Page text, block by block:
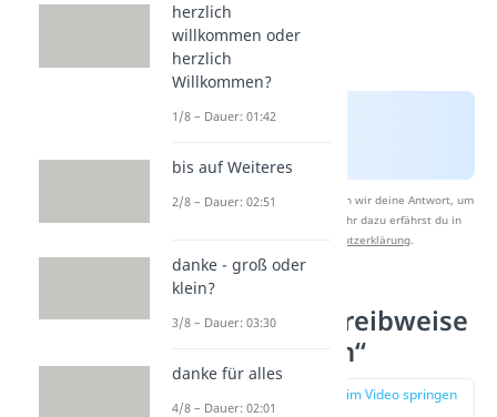
Nach Beantwortung speichern wir deine Antwort, um
Studyflix zu verbessern. Mehr dazu erfährst du in
Datenschutzerklärung.
Richtige Schreibweise
von „morgen“
zur Stelle im Video springen
herzlich
willkommen oder
herzlich
Willkommen?
1/8 – Dauer: 01:42
bis auf Weiteres
2/8 – Dauer: 02:51
danke - groß oder
klein?
3/8 – Dauer: 03:30
danke für alles
4/8 – Dauer: 02:01